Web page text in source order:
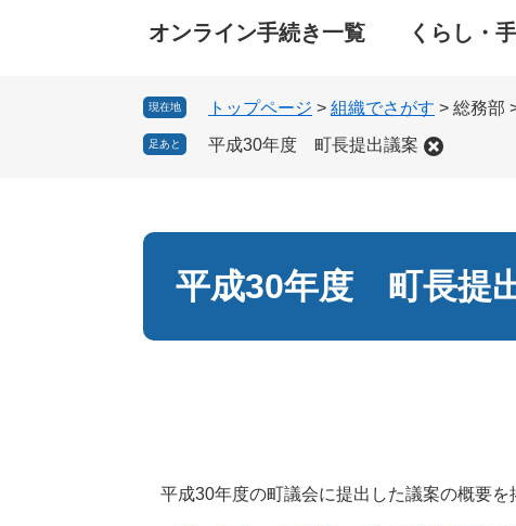
オンライン手続き一覧 くらし・
現在地 トップページ > 組織でさがす > 総務部
足あと 平成30年度 町長提出議案
平成30年度 町長提
平成30年度の町議会に提出した議案の概要を